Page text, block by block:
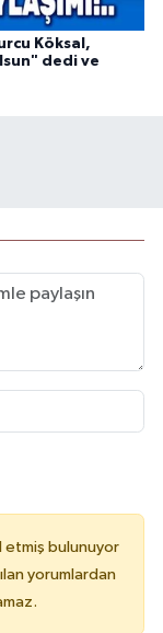
Köksal,
dedi ve
etmiş bulunuyor
yorumlardan